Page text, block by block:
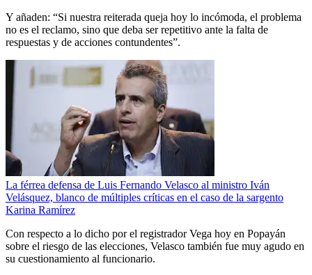
Y añaden: “Si nuestra reiterada queja hoy lo incómoda, el problema
no es el reclamo, sino que deba ser repetitivo ante la falta de
respuestas y de acciones contundentes”.
La férrea defensa de Luis Fernando Velasco al ministro Iván
Velásquez, blanco de múltiples críticas en el caso de la sargento
Karina Ramírez
Con respecto a lo dicho por el registrador Vega hoy en Popayán
sobre el riesgo de las elecciones, Velasco también fue muy agudo en
su cuestionamiento al funcionario.